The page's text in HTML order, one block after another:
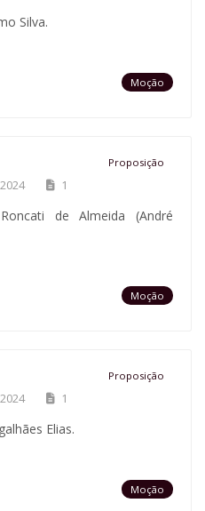
Silva.
Moção
Proposição
1
de Almeida (André
Moção
Proposição
1
Elias.
Moção